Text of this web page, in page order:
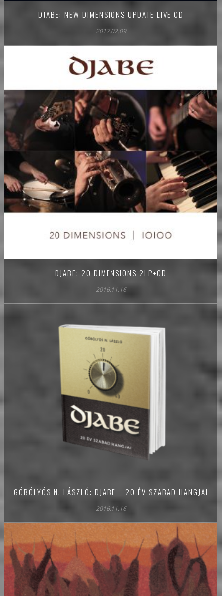
DJABE: NEW DIMENSIONS UPDATE LIVE CD
2017.02.09
DJABE: 20 DIMENSIONS 2LP+CD
2016.11.16
GÖBÖLYÖS N. LÁSZLÓ: DJABE – 20 ÉV SZABAD HANGJAI
2016.11.16